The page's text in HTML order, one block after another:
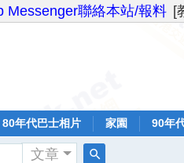
Messenger聯絡本站/報料 [
80年代巴士相片 家園 90年
文章